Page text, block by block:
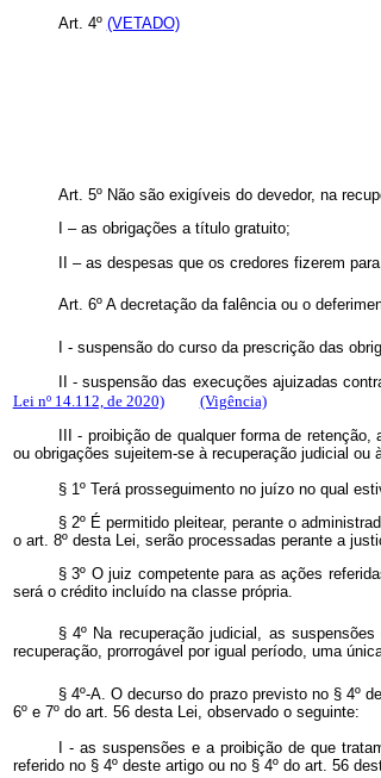
Art. 4º (VETADO)
Art. 5º Não são exigíveis do devedor, na
I – as obrigações a título gratuito;
II – as despesas que os credores fizerem
Art. 6º A decretação da falência ou o
I - suspensão do curso da prescrição das
II - suspensão das execuções ajuizadas
Lei nº 14.112, de 2020)
(Vigência)
III - proibição de qualquer forma de
ou obrigações sujeitem-se à recuperação judicial ou
§ 1º Terá prosseguimento no juízo no qual
§ 2º É permitido pleitear, perante o
o art. 8º desta Lei, serão processadas perante a
§ 3º O juiz competente para as ações
será o crédito incluído na classe própria.
§ 4º Na recuperação judicial, as
recuperação, prorrogável por igual período, uma
§ 4º-A. O decurso do prazo previsto no § 4º
6º e 7º do art. 56 desta Lei, observado o seguinte:
I - as suspensões e a proibição de que
referido no § 4º deste artigo ou no § 4º do art. 56